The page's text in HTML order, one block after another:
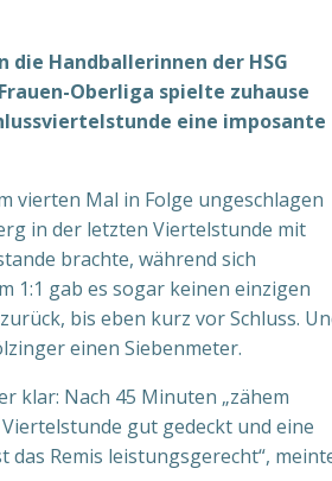
Handballerinnen der HSG
Oberliga spielte zuhause
eine imposante
vierten Mal in Folge ungeschlagen
in der letzten Viertelstunde mit
brachte, während sich
1:1 gab es sogar keinen einzigen
bis eben kurz vor Schluss.
einen Siebenmeter.
klar: Nach 45 Minuten „zähem
gut gedeckt und eine
Remis leistungsgerecht“,